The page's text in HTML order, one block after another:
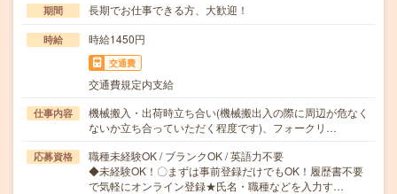
期間 長期でお仕事できる方、大歓迎！
時給 時給1450円
交通費
交通費規定内支給
仕事内容
機械搬入・出荷時立ち合い(機械搬出入の際に周辺が危なく
ないか立ち合っていただく程度です)、フォークリ…
応募資格
職種未経験OK / ブランクOK / 英語力不要
◆未経験OK！〇まずは事前登録だけでもOK！履歴書不要
で気軽にオンライン登録★氏名・職種などを入力す…